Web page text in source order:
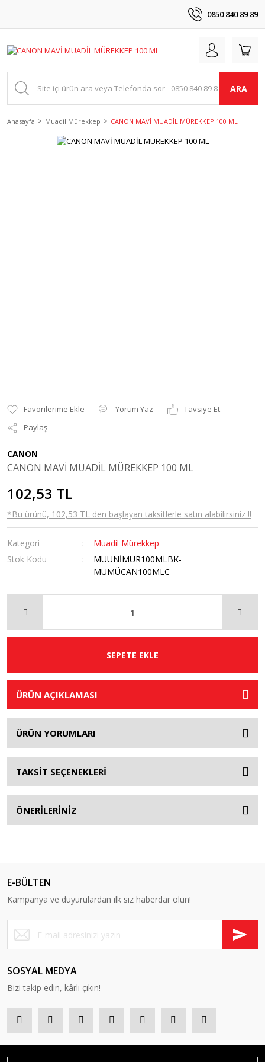
0850 840 89 89
ARA
Anasayfa Muadil Mürekkep CANON MAVİ MUADİL MÜREKKEP 100 ML
Yorum Yaz
Tavsiye Et
Paylaş
CANON
CANON MAVİ MUADİL MÜREKKEP 100 ML
102,53 TL
*Bu ürünü, 102,53 TL den başlayan taksitlerle satın alabilirsiniz !!
Kategori
Muadil Mürekkep
Stok Kodu
MUÜNİMÜR100MLBK-
MUMÜCAN100MLC
SEPETE EKLE
ÜRÜN AÇIKLAMASI
ÜRÜN YORUMLARI
TAKSİT SEÇENEKLERİ
ÖNERİLERİNİZ
E-BÜLTEN
Kampanya ve duyurulardan ilk siz haberdar olun!
SOSYAL MEDYA
Bizi takip edin, kârlı çıkın!